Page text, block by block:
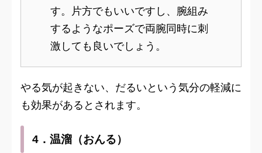
す。片方でもいいですし、腕組み
するようなポーズで両腕同時に刺
激しても良いでしょう。
やる気が起きない、だるいという気分の軽減に
も効果があるとされます。
4．温溜（おんる）